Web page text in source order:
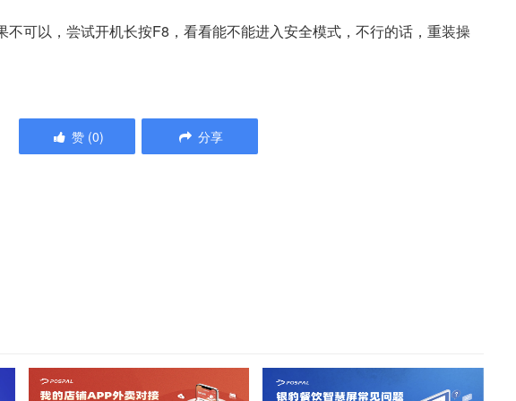
不可以，尝试开机长按F8，看看能不能进入安全模式，不行的话，重装操
赞 (0) 分享